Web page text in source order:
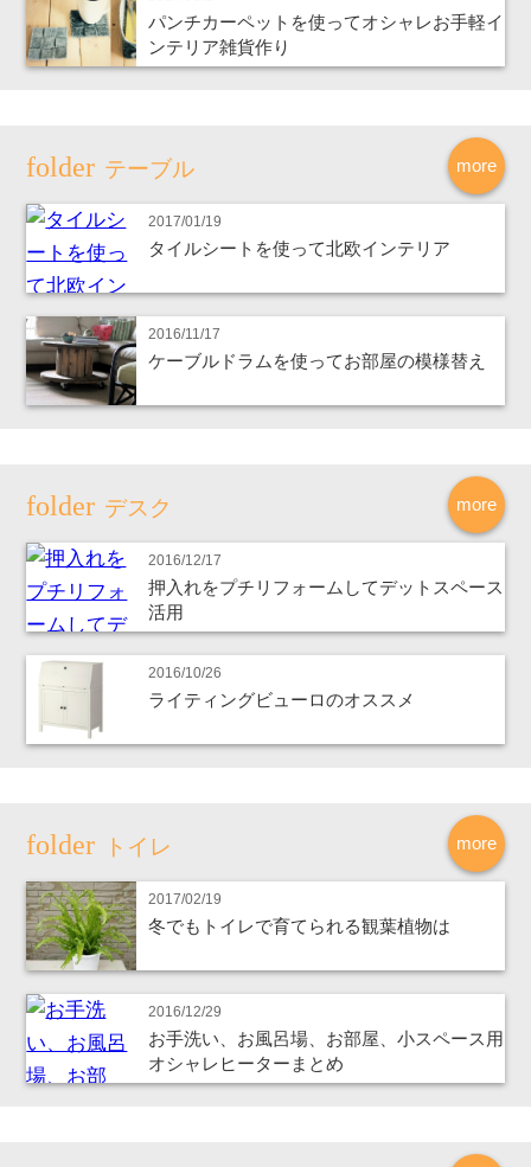
パンチカーペットを使ってオシャレお手軽イ
ンテリア雑貨作り
more
テーブル
2017/01/19
タイルシートを使って北欧インテリア
2016/11/17
ケーブルドラムを使ってお部屋の模様替え
more
デスク
2016/12/17
押入れをプチリフォームしてデットスペース
活用
2016/10/26
ライティングビューロのオススメ
more
トイレ
2017/02/19
冬でもトイレで育てられる観葉植物は
2016/12/29
お手洗い、お風呂場、お部屋、小スペース用
オシャレヒーターまとめ